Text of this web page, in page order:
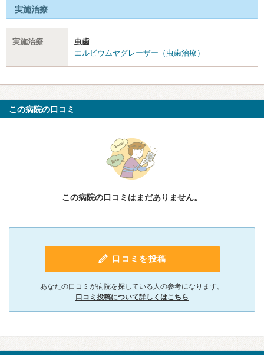
実施治療
実施治療
虫歯
エルビウムヤグレーザー（虫歯治療）
この病院の口コミ
この病院の口コミはまだありません。
口コミを投稿
あなたの口コミが病院を探している人の参考になります。
口コミ投稿について詳しくはこちら